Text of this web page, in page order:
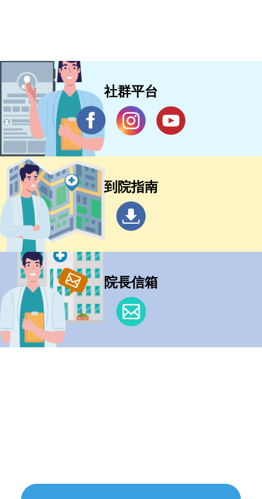
社群平台
到院指南
院長信箱